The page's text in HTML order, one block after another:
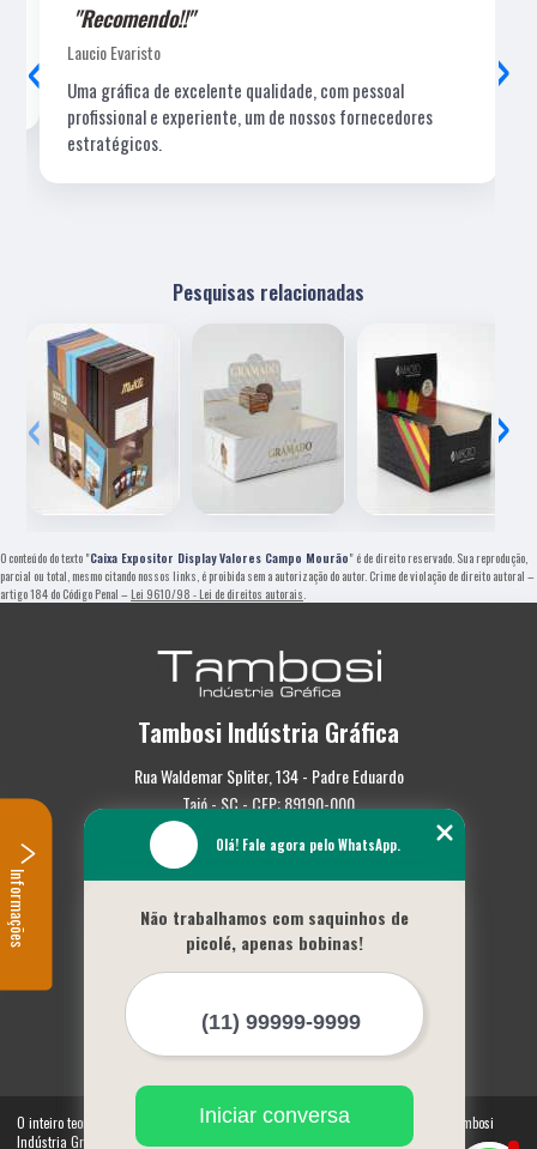
"Recomendo!!"
Laucio Evaristo
Uma gráfica de excelente qualidade, com pessoal
profissional e experiente, um de nossos fornecedores
estratégicos.
‹ ›
Pesquisas relacionadas
‹ ›
O conteúdo do texto "Caixa Expositor Display Valores Campo Mourão" é de direito reservado. Sua reprodução,
parcial ou total, mesmo citando nossos links, é proibida sem a autorização do autor. Crime de violação de direito autoral –
artigo 184 do Código Penal – Lei 9610/98 - Lei de direitos autorais
Tambosi Indústria Gráfica
Rua Waldemar Spliter, 134 - Padre Eduardo
Taió - SC - CEP: 89190-000
(47) 3562-0587
Empresa
Missão
Serviços
Mapa do site
Mais Serviços
O inteiro teor deste site está sujeito à proteção de direitos autorais. Copyright© Tambosi
Indústria Gráfica (Lei 9610 de 19/02/1998)
Olá! Fale agora pelo WhatsApp.
Não trabalhamos com saquinhos de
picolé, apenas bobinas!
Iniciar conversa
Informações